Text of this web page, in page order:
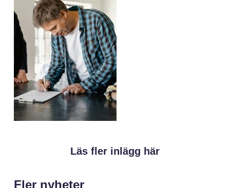
Läs fler inlägg här
Fler nyheter